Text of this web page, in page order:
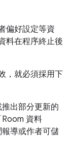
偏好設定等資
料在程序終止後
，就必須採用下
出部分更新的
Room 資料
導或作者可儲